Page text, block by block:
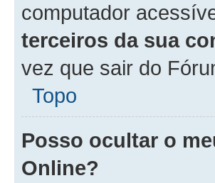
computador
terceiros da sua
vez que sair do
Topo
Posso ocultar o
Online?